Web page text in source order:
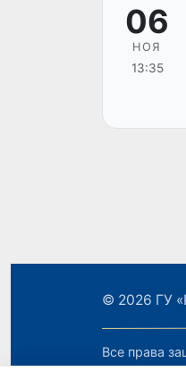
06
НОЯ
13:35
© 2026 ГУ
Все права